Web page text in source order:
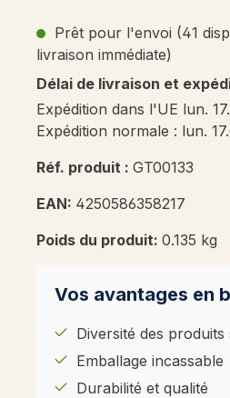
Prêt pour l'envoi (41
livraison immédiate)
Délai de livraison et
Expédition dans l'UE lun.
Expédition normale : lun.
Réf. produit : GT00133
EAN: 4250586358217
Poids du produit: 0.135 kg
Vos avantages en
Diversité des produits
Emballage incassable
Durabilité et qualité